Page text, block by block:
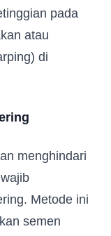
E
pada
atau
di
menghindari
Metode ini
semen